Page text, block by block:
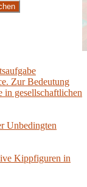
Zur Bedeutung
gesellschaftlichen
Unbedingten
Kippfiguren in